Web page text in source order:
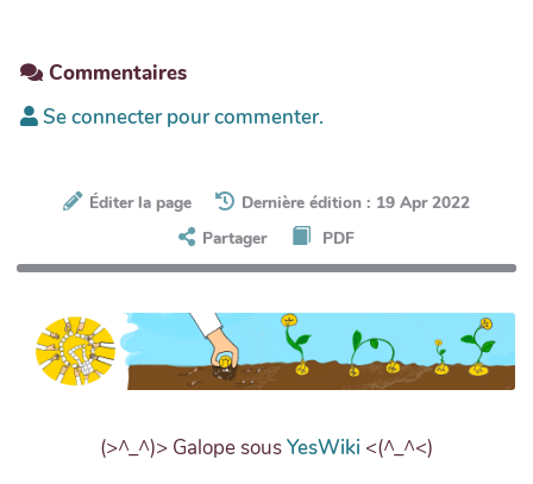
Commentaires
Se connecter pour commenter.
Éditer la page
Dernière édition : 19 Apr 2022
Partager
PDF
(>^_^)> Galope sousYesWiki <(^_^<)